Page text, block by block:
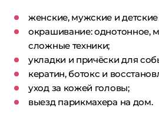
женские, мужские и
окрашивание: однотонное,
сложные техники;
укладки и причёски для
кератин, ботокс и
уход за кожей головы;
выезд парикмахера на дом.